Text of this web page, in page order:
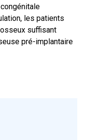
congénitale
les patients
suffisant
pré-implantaire